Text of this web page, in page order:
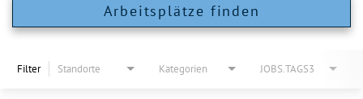
Arbeitsplätze finden
Filter Standorte Kategorien JOBS.TAGS3